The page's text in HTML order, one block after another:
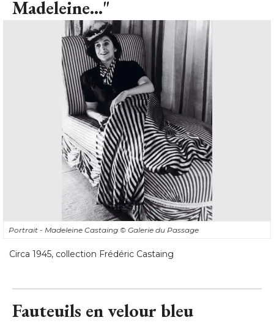
Madeleine..."
Portrait - Madeleine Castaing © Galerie du Passage
Circa 1945, collection Frédéric Castaing
Fauteuils en velour bleu